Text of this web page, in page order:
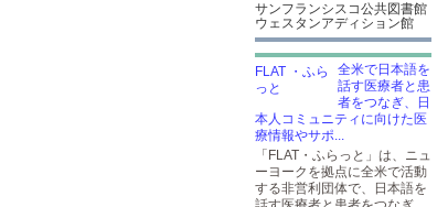
サンフランシスコ公共図書館
ウェスタンアディション館
全米で日本語を
話す医療者と患
者をつなぎ、日
本人コミュニティに向けた医
療情報やサポ...
「FLAT・ふらっと」は、ニュ
ーヨークを拠点に全米で活動
する非営利団体で、日本語を